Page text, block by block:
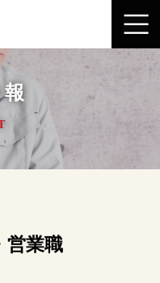
営業職